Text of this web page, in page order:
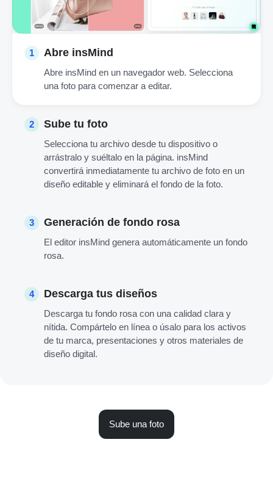
1 Abre insMind
Abre insMind en un navegador web. Selecciona
una foto para comenzar a editar.
2 Sube tu foto
Selecciona tu archivo desde tu dispositivo o
arrástralo y suéltalo en la página. insMind
convertirá inmediatamente tu archivo de foto en un
diseño editable y eliminará el fondo de la foto.
3 Generación de fondo rosa
El editor insMind genera automáticamente un fondo
rosa.
4 Descarga tus diseños
Descarga tu fondo rosa con una calidad clara y
nítida. Compártelo en línea o úsalo para los activos
de tu marca, presentaciones y otros materiales de
diseño digital.
Sube una foto